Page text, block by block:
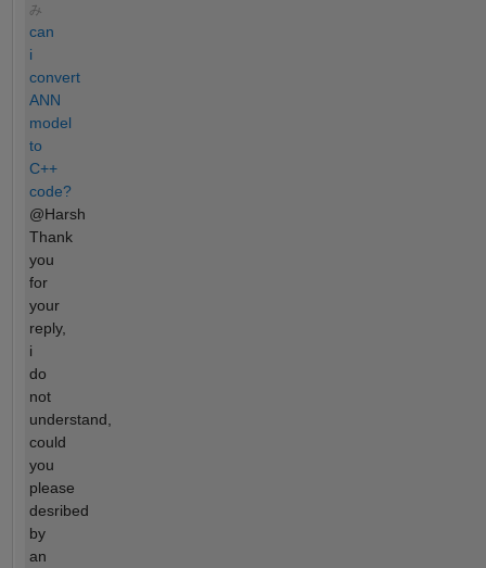
み
can
i
convert
ANN
model
to
C++
code?
@Harsh
Thank
you
for
your
reply,
i
do
not
understand,
could
you
please
desribed
by
an